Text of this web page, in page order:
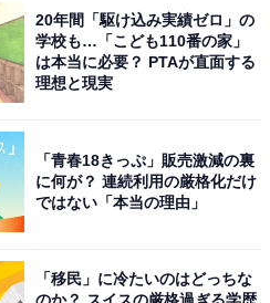
20年間「駆け込み実績ゼロ」の
学校も…「こども110番の家」
は本当に必要？ PTAが直面する
理想と現実
「青春18きっぷ」販売激減の裏
に何が？ 連続利用の厳格化だけ
ではない「本当の理由」
「移民」に冷たいのはどっちな